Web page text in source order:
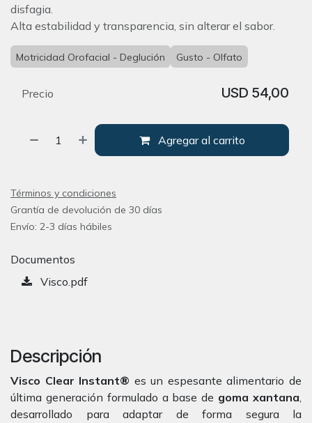
disfagia.
Alta estabilidad y transparencia, sin alterar el sabor.
Motricidad Orofacial - Deglución Gusto - Olfato
Agregar al carrito
Precio USD 54,00
Términos y condiciones
Grantía de devolución de 30 días
Envío: 2-3 días hábiles
Documentos
Visco.pdf
Descripción
Visco Clear Instant® es un espesante alimentario de
última generación formulado a base de goma xantana,
desarrollado para adaptar de forma segura la